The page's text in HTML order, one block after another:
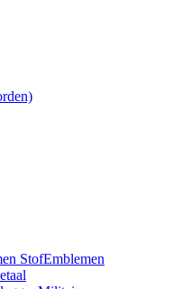
StofEmblemen